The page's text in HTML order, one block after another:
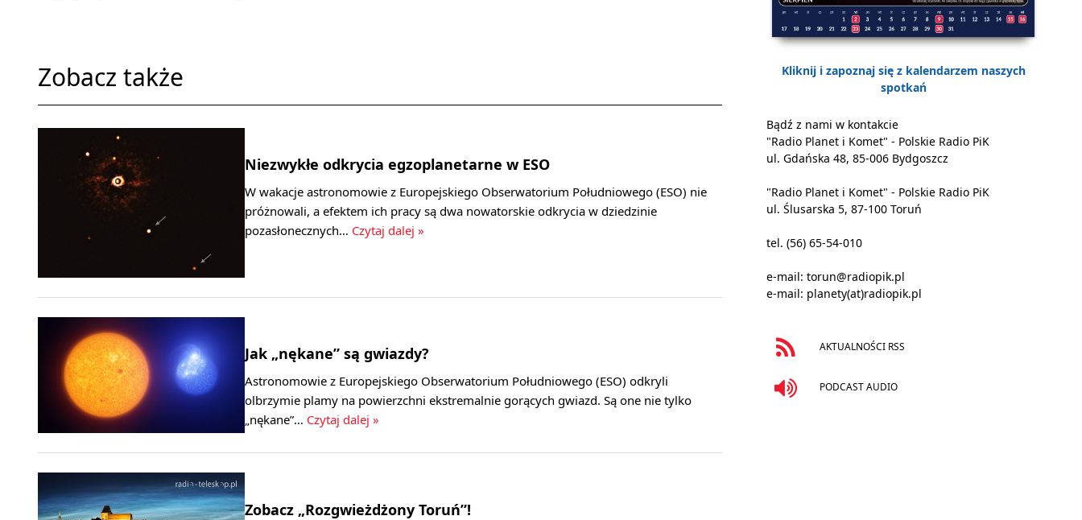
Zobacz także
Niezwykłe odkrycia egzoplanetarne w ESO
W wakacje astronomowie z Europejskiego Obserwatorium Południowego (ESO) nie
próżnowali, a efektem ich pracy są dwa nowatorskie odkrycia w dziedzinie
pozasłonecznych… Czytaj dalej »
Jak „nękane” są gwiazdy?
Astronomowie z Europejskiego Obserwatorium Południowego (ESO) odkryli
olbrzymie plamy na powierzchni ekstremalnie gorących gwiazd. Są one nie tylko
„nękane”… Czytaj dalej »
Zobacz „Rozgwieżdżony Toruń”!
Kliknij i zapoznaj się z kalendarzem naszych
spotkań
Bądź z nami w kontakcie
"Radio Planet i Komet" - Polskie Radio PiK
ul. Gdańska 48, 85-006 Bydgoszcz
"Radio Planet i Komet" - Polskie Radio PiK
ul. Ślusarska 5, 87-100 Toruń
tel. (56) 65-54-010
e-mail: torun@radiopik.pl
e-mail: planety(at)radiopik.pl
AKTUALNOŚCI RSS
PODCAST AUDIO